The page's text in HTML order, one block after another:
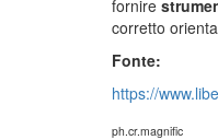
fornire
corretto
Fonte:
https://
ph.cr.magnific